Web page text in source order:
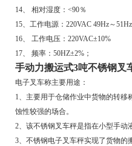
14、 相对湿度：<90％
15、工作电源：220VAC 49Hz～51Hz
16、 工作电压：220VAC±10%
17、 频率：50HZ±2%；
手动力搬运式3吨不锈钢叉
电子叉车称主要用途：
1、主要用于仓储作业中货物的转
蚀性较强的场合。
2、该不锈钢叉车秤是指在小型手动
3、不锈钢电子叉车秤实现了货物的